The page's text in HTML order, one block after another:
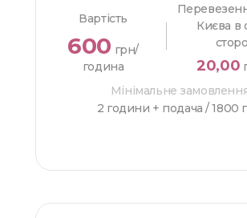
Вартість
600 грн/
година
Києва в
20,00
Мінімальне
2 години + подача /1800